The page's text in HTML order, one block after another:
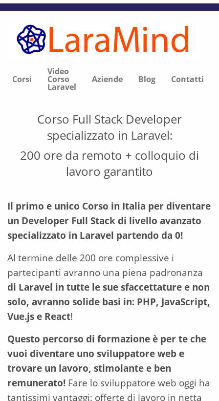
Corsi
Video
Corso
Laravel
Aziende Blog Contatti
Corso Full Stack Developer
specializzato in Laravel:
200 ore da remoto + colloquio di
lavoro garantito
Il primo e unico Corso in Italia per diventare
un Developer Full Stack di livello avanzato
specializzato in Laravel partendo da 0!
Al termine delle 200 ore complessive i
partecipanti avranno una piena padronanza
di Laravel in tutte le sue sfaccettature e non
solo, avranno solide basi in: PHP, JavaScript,
Vue.js e React!
Questo percorso di formazione è per te che
vuoi diventare uno sviluppatore web e
trovare un lavoro, stimolante e ben
remunerato! Fare lo sviluppatore web oggi ha
tantissimi vantaggi: offerte di lavoro in netta